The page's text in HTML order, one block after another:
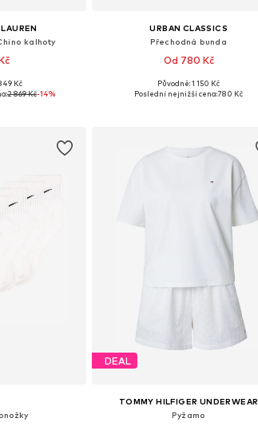
kalhoty
36, 38, 42, 44
Kč
2 869 Kč-14%
URBAN CLASSICS
Přechodná bunda
Od 780 Kč
Dostupné v mnoha velikostech
Původně: 1 150 Kč
Poslední nejnižší cena:780 Kč
DEAL
TOMMY HILFIGER UNDERWEAR
Pyžamo